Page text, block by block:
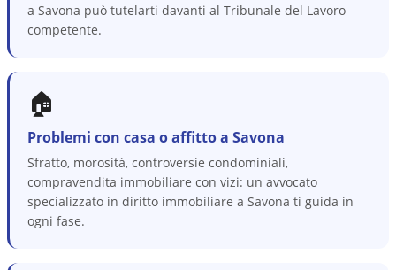
a Savona può tutelarti davanti al Tribunale del Lavoro
competente.
🏠
Problemi con casa o affitto a Savona
Sfratto, morosità, controversie condominiali,
compravendita immobiliare con vizi: un avvocato
specializzato in diritto immobiliare a Savona ti guida in
ogni fase.